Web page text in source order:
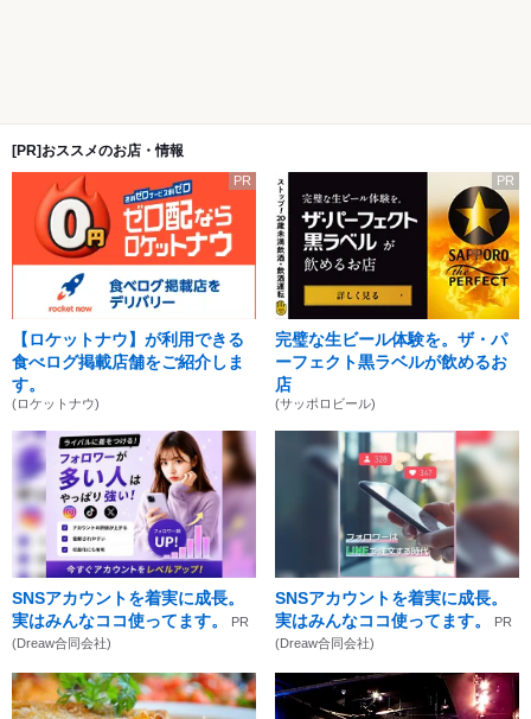
[PR]おススメのお店・情報
PR
【ロケットナウ】が利用できる
食べログ掲載店舗をご紹介しま
す。
(ロケットナウ)
PR
完璧な生ビール体験を。ザ・パ
ーフェクト黒ラベルが飲めるお
店
(サッポロビール)
SNSアカウントを着実に成長。
実はみんなココ使ってます。
PR
(Dreaw合同会社)
SNSアカウントを着実に成長。
実はみんなココ使ってます。
PR
(Dreaw合同会社)